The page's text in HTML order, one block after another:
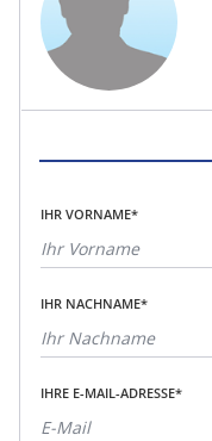
IHR VORNAME*
IHR NACHNAME*
IHRE E-MAIL-ADRESSE*